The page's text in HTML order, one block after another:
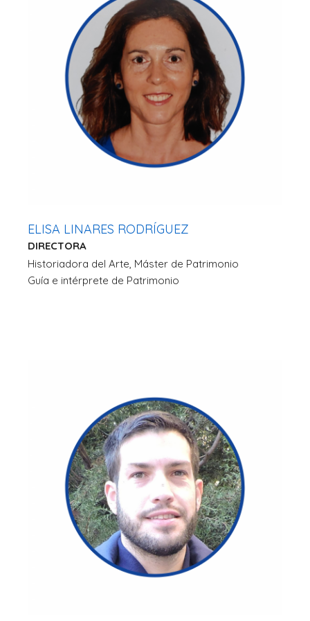
ELISA LINARES RODRÍGUEZ
DIRECTORA
Historiadora del Arte, Máster de Patrimonio
Guía e intérprete de Patrimonio